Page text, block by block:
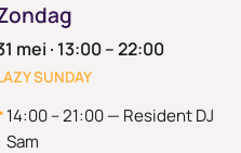
& DJ’s
sessions en nachtelijke beats
mei · 13:00 – 22:00
SUNDAY
14:00 – 21:00 — Resident DJ
Sam